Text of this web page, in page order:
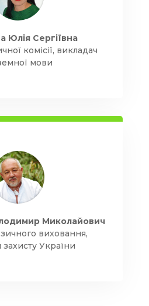
Юлія Сергіївна
комісії, викладач
мови
Миколайович
виховання,
захисту України